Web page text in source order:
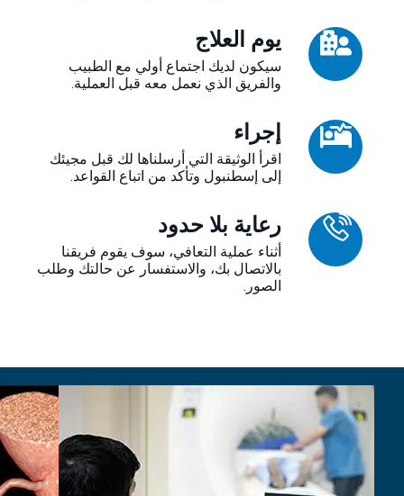
يوم العلاج
سيكون لديك اجتماع أولي مع الطبيب
والفريق الذي نعمل معه قبل العملية.
إجراء
اقرأ الوثيقة التي أرسلناها لك قبل مجيئك
إلى إسطنبول وتأكد من اتباع القواعد.
رعاية بلا حدود
أثناء عملية التعافي، سوف يقوم فريقنا
بالاتصال بك، والاستفسار عن حالتك وطلب
الصور.